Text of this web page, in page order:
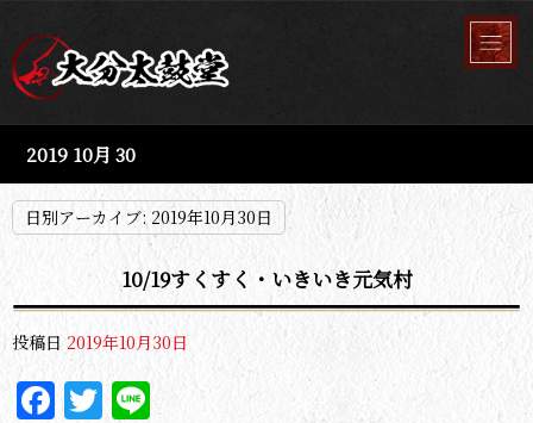
2019 10月 30
日別アーカイブ: 2019年10月30日
10/19すくすく・いきいき元気村
投稿日 2019年10月30日
Facebook
Twitter
Line